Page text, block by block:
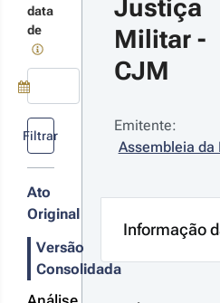
Militar e
sobre
no
da
1.ª
A, n.º 265,
15 de
de
11-
2003
Série
data
de
Filtrar
Ato
Original
Versão
Consolidada
Justiça
Militar -
CJM
Emitente:
Assembleia da
Informação